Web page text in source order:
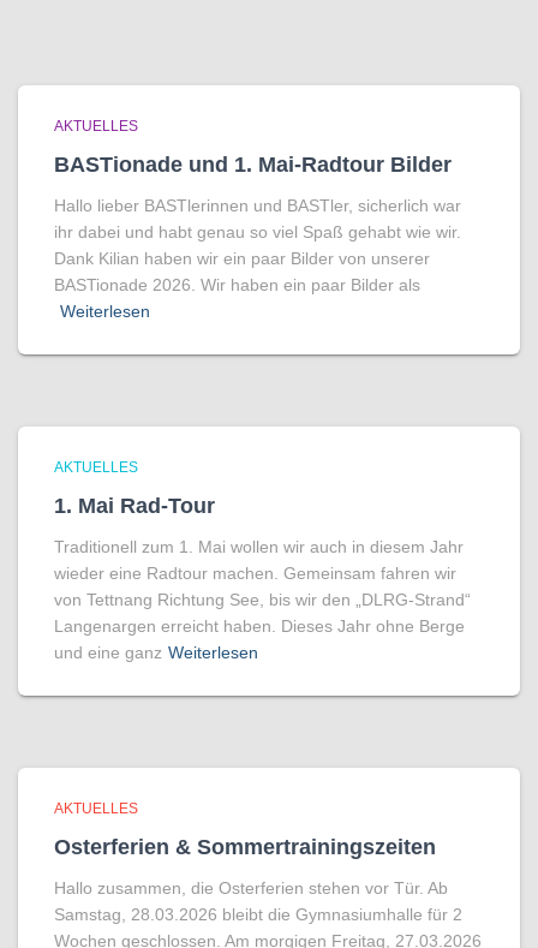
AKTUELLES
BASTionade und 1. Mai-Radtour Bilder
Hallo lieber BASTlerinnen und BASTler, sicherlich war
ihr dabei und habt genau so viel Spaß gehabt wie wir.
Dank Kilian haben wir ein paar Bilder von unserer
BASTionade 2026. Wir haben ein paar Bilder als
Weiterlesen
AKTUELLES
1. Mai Rad-Tour
Traditionell zum 1. Mai wollen wir auch in diesem Jahr
wieder eine Radtour machen. Gemeinsam fahren wir
von Tettnang Richtung See, bis wir den „DLRG-Strand“
Langenargen erreicht haben. Dieses Jahr ohne Berge
und eine ganz Weiterlesen
AKTUELLES
Osterferien & Sommertrainingszeiten
Hallo zusammen, die Osterferien stehen vor Tür. Ab
Samstag, 28.03.2026 bleibt die Gymnasiumhalle für 2
Wochen geschlossen. Am morgigen Freitag, 27.03.2026